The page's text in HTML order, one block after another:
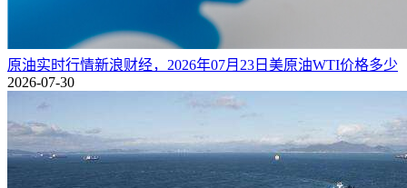
原油实时行情新浪财经，2026年07月23日美原油WTI价格多少
2026-07-30